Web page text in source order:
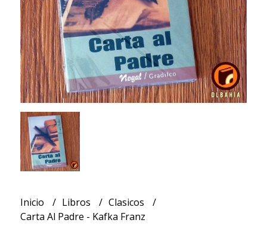
Inicio Libros
Clasicos
Carta Al Padre - Kafka Franz